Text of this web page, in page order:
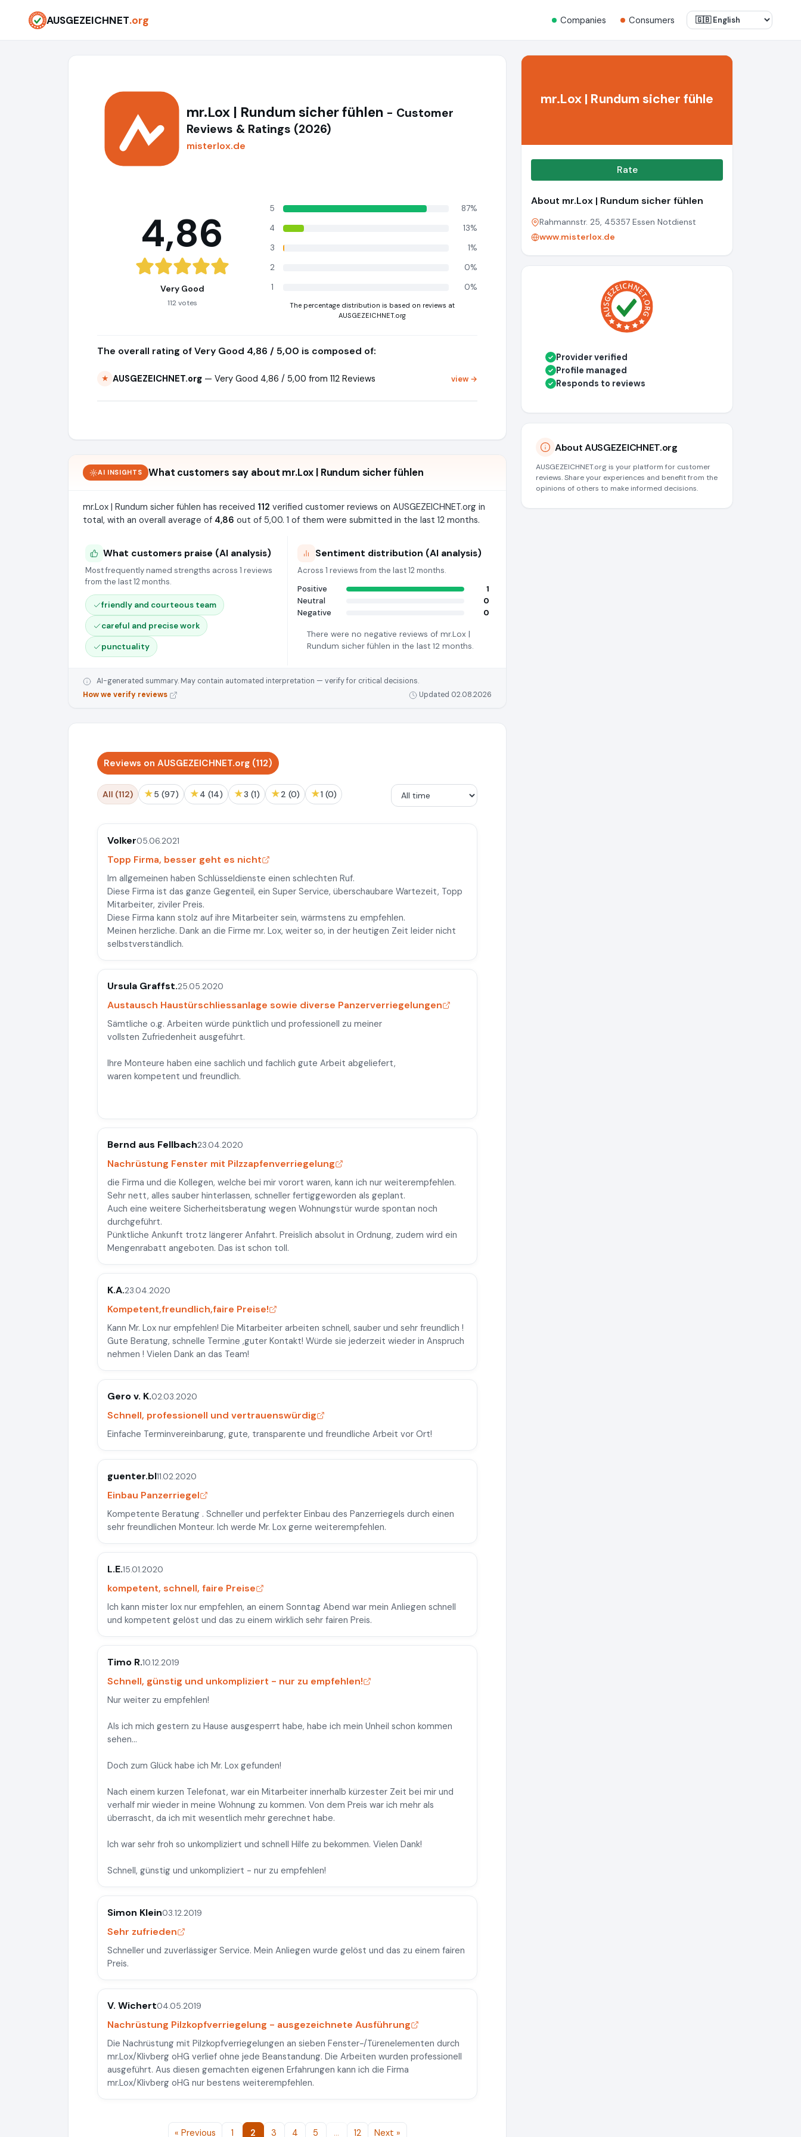
AUSGEZEICHNET.org Companies Consumers
mr.Lox | Rundum sicher fühlen - Customer
Reviews & Ratings (2026)
misterlox.de
4,86
Very Good
112 votes
5
87%
4
13%
3
1%
2
0%
1
0%
The percentage distribution is based on reviews at
AUSGEZEICHNET.org
The overall rating of Very Good 4,86 / 5,00 is composed of:
★ AUSGEZEICHNET.org — Very Good 4,86 / 5,00 from 112 Reviews view →
AI INSIGHTS What customers say about mr.Lox | Rundum sicher fühlen
mr.Lox | Rundum sicher fühlen has received 112 verified customer reviews on AUSGEZEICHNET.org in
total, with an overall average of 4,86 out of 5,00. 1 of them were submitted in the last 12 months.
What customers praise (AI analysis)
Most frequently named strengths across 1 reviews
from the last 12 months.
friendly and courteous team
careful and precise work
punctuality
Sentiment distribution (AI analysis)
Across 1 reviews from the last 12 months.
Positive
1
Neutral
0
Negative
0
There were no negative reviews of mr.Lox |
Rundum sicher fühlen in the last 12 months.
AI-generated summary. May contain automated interpretation — verify for critical decisions.
How we verify reviews
Updated 02.08.2026
Reviews on AUSGEZEICHNET.org (112)
All (112) ★ 5 (97) ★ 4 (14) ★ 3 (1) ★ 2 (0) ★ 1 (0)
Volker05.06.2021
Topp Firma, besser geht es nicht
Im allgemeinen haben Schlüsseldienste einen schlechten Ruf.
Diese Firma ist das ganze Gegenteil, ein Super Service, überschaubare Wartezeit, Topp
Mitarbeiter, ziviler Preis.
Diese Firma kann stolz auf ihre Mitarbeiter sein, wärmstens zu empfehlen.
Meinen herzliche. Dank an die Firme mr. Lox, weiter so, in der heutigen Zeit leider nicht
selbstverständlich.
Ursula Graffst.25.05.2020
Austausch Haustürschliessanlage sowie diverse Panzerverriegelungen
Sämtliche o.g. Arbeiten würde pünktlich und professionell zu meiner
vollsten Zufriedenheit ausgeführt.
Ihre Monteure haben eine sachlich und fachlich gute Arbeit abgeliefert,
waren kompetent und freundlich.
Bernd aus Fellbach23.04.2020
Nachrüstung Fenster mit Pilzzapfenverriegelung
die Firma und die Kollegen, welche bei mir vorort waren, kann ich nur weiterempfehlen.
Sehr nett, alles sauber hinterlassen, schneller fertiggeworden als geplant.
Auch eine weitere Sicherheitsberatung wegen Wohnungstür wurde spontan noch
durchgeführt.
Pünktliche Ankunft trotz längerer Anfahrt. Preislich absolut in Ordnung, zudem wird ein
Mengenrabatt angeboten. Das ist schon toll.
K.A.23.04.2020
Kompetent,freundlich,faire Preise!
Kann Mr. Lox nur empfehlen! Die Mitarbeiter arbeiten schnell, sauber und sehr freundlich !
Gute Beratung, schnelle Termine ,guter Kontakt! Würde sie jederzeit wieder in Anspruch
nehmen ! Vielen Dank an das Team!
Gero v. K.02.03.2020
Schnell, professionell und vertrauenswürdig
Einfache Terminvereinbarung, gute, transparente und freundliche Arbeit vor Ort!
guenter.bl11.02.2020
Einbau Panzerriegel
Kompetente Beratung . Schneller und perfekter Einbau des Panzerriegels durch einen
sehr freundlichen Monteur. Ich werde Mr. Lox gerne weiterempfehlen.
L.E.15.01.2020
kompetent, schnell, faire Preise
Ich kann mister lox nur empfehlen, an einem Sonntag Abend war mein Anliegen schnell
und kompetent gelöst und das zu einem wirklich sehr fairen Preis.
Timo R.10.12.2019
Schnell, günstig und unkompliziert - nur zu empfehlen!
Nur weiter zu empfehlen!
Als ich mich gestern zu Hause ausgesperrt habe, habe ich mein Unheil schon kommen
sehen...
Doch zum Glück habe ich Mr. Lox gefunden!
Nach einem kurzen Telefonat, war ein Mitarbeiter innerhalb kürzester Zeit bei mir und
verhalf mir wieder in meine Wohnung zu kommen. Von dem Preis war ich mehr als
überrascht, da ich mit wesentlich mehr gerechnet habe.
Ich war sehr froh so unkompliziert und schnell Hilfe zu bekommen. Vielen Dank!
Schnell, günstig und unkompliziert - nur zu empfehlen!
Simon Klein03.12.2019
Sehr zufrieden
Schneller und zuverlässiger Service. Mein Anliegen wurde gelöst und das zu einem fairen
Preis.
V. Wichert04.05.2019
Nachrüstung Pilzkopfverriegelung - ausgezeichnete Ausführung
Die Nachrüstung mit Pilzkopfverriegelungen an sieben Fenster-/Türenelementen durch
mr.Lox/Klivberg oHG verlief ohne jede Beanstandung. Die Arbeiten wurden professionell
ausgeführt. Aus diesen gemachten eigenen Erfahrungen kann ich die Firma
mr.Lox/Klivberg oHG nur bestens weiterempfehlen.
« Previous 1 2 3 4 5 … 12 Next »
mr.Lox | Rundum sicher fühle
Rate
About mr.Lox | Rundum sicher fühlen
Rahmannstr. 25, 45357 Essen Notdienst
www.misterlox.de
✓ Provider verified
✓ Profile managed
✓ Responds to reviews
About AUSGEZEICHNET.org
AUSGEZEICHNET.org is your platform for customer
reviews. Share your experiences and benefit from the
opinions of others to make informed decisions.